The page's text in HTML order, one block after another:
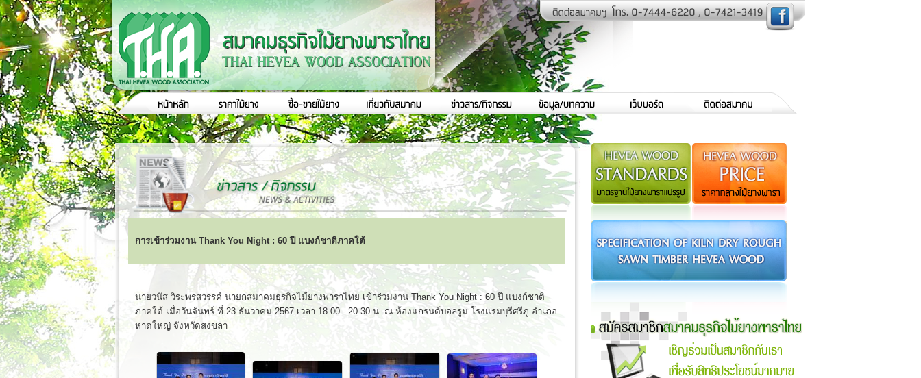
การเข้าร่วมงาน Thank You Night : 60 ปี แบงก์ชาติภาคใต้
นายวนัส วิระพรสวรรค์ นายกสมาคมธุรกิจไม้ยางพาราไทย เข้าร่วมงาน Thank You Night : 60 ปี แบงก์ชาติ
ภาคใต้ เมื่อวันจันทร์ ที่ 23 ธันวาคม 2567 เวลา 18.00 - 20.30 น. ณ ห้องแกรนด์บอลรูม โรงแรมบุรีศรีภู อำเภอ
หาดใหญ่ จังหวัดสงขลา